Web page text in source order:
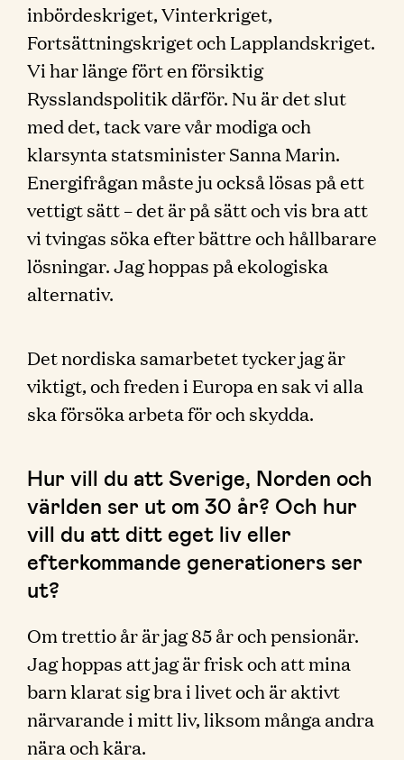
inbördeskriget, Vinterkriget,
Fortsättningskriget och Lapplandskriget.
Vi har länge fört en försiktig
Rysslandspolitik därför. Nu är det slut
med det, tack vare vår modiga och
klarsynta statsminister Sanna Marin.
Energifrågan måste ju också lösas på ett
vettigt sätt – det är på sätt och vis bra att
vi tvingas söka efter bättre och hållbarare
lösningar. Jag hoppas på ekologiska
alternativ.
Det nordiska samarbetet tycker jag är
viktigt, och freden i Europa en sak vi alla
ska försöka arbeta för och skydda.
Hur vill du att Sverige, Norden och
världen ser ut om 30 år? Och hur
vill du att ditt eget liv eller
efterkommande generationers ser
ut?
Om trettio år är jag 85 år och pensionär.
Jag hoppas att jag är frisk och att mina
barn klarat sig bra i livet och är aktivt
närvarande i mitt liv, liksom många andra
nära och kära.